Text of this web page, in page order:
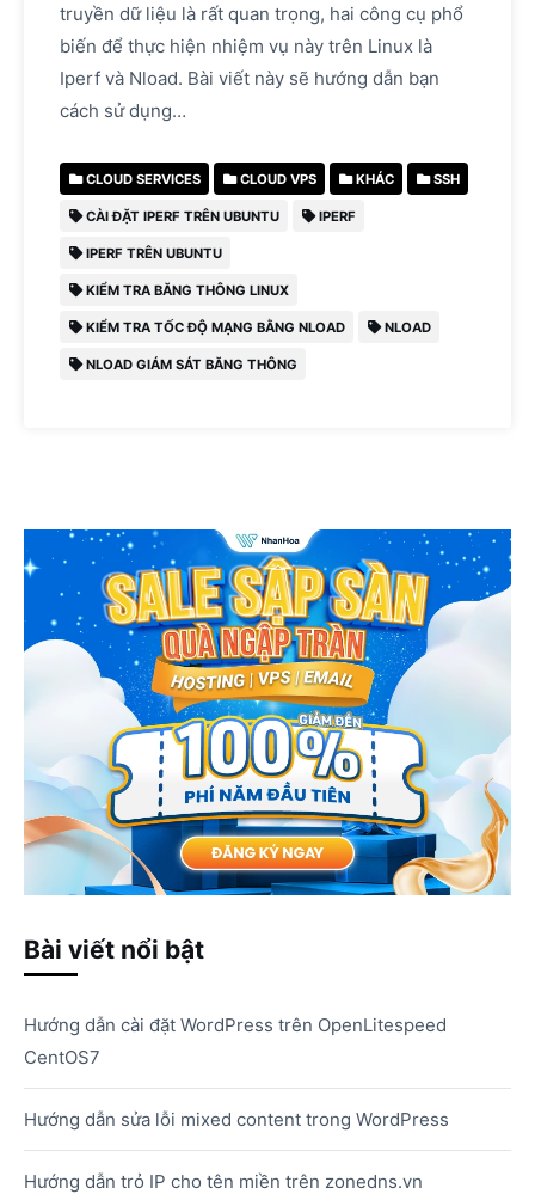
truyền dữ liệu là rất quan trọng, hai công cụ phổ
biến để thực hiện nhiệm vụ này trên Linux là
Iperf và Nload. Bài viết này sẽ hướng dẫn bạn
cách sử dụng…
CLOUD SERVICES CLOUD VPS KHÁC SSH
CÀI ĐẶT IPERF TRÊN UBUNTU IPERF
IPERF TRÊN UBUNTU
KIỂM TRA BĂNG THÔNG LINUX
KIỂM TRA TỐC ĐỘ MẠNG BẰNG NLOAD NLOAD
NLOAD GIÁM SÁT BĂNG THÔNG
Bài viết nổi bật
Hướng dẫn cài đặt WordPress trên OpenLitespeed
CentOS7
Hướng dẫn sửa lỗi mixed content trong WordPress
Hướng dẫn trỏ IP cho tên miền trên zonedns.vn